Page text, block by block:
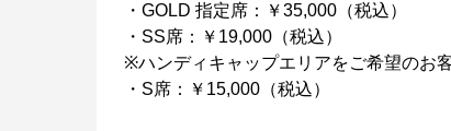
・GOLD 指定席：￥35,000（税込）
・SS席：￥19,000（税込）
※ハンディキャップエリアをご希望のお
・S席：￥15,000（税込）